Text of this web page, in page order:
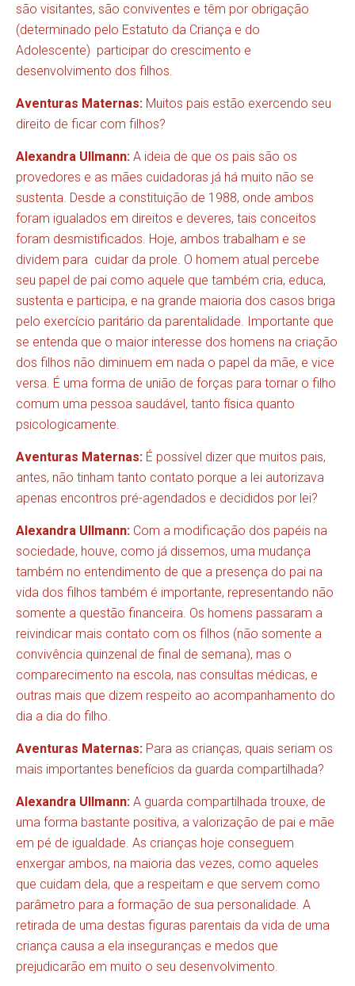
são visitantes, são conviventes e têm por obrigação
(determinado pelo Estatuto da Criança e do
Adolescente) participar do crescimento e
desenvolvimento dos filhos.
Aventuras Maternas: Muitos pais estão exercendo seu
direito de ficar com filhos?
Alexandra Ullmann: A ideia de que os pais são os
provedores e as mães cuidadoras já há muito não se
sustenta. Desde a constituição de 1988, onde ambos
foram igualados em direitos e deveres, tais conceitos
foram desmistificados. Hoje, ambos trabalham e se
dividem para cuidar da prole. O homem atual percebe
seu papel de pai como aquele que também cria, educa,
sustenta e participa, e na grande maioria dos casos briga
pelo exercício paritário da parentalidade. Importante que
se entenda que o maior interesse dos homens na criação
dos filhos não diminuem em nada o papel da mãe, e vice
versa. É uma forma de união de forças para tornar o filho
comum uma pessoa saudável, tanto física quanto
psicologicamente.
Aventuras Maternas: É possível dizer que muitos pais,
antes, não tinham tanto contato porque a lei autorizava
apenas encontros pré-agendados e decididos por lei?
Alexandra Ullmann: Com a modificação dos papéis na
sociedade, houve, como já dissemos, uma mudança
também no entendimento de que a presença do pai na
vida dos filhos também é importante, representando não
somente a questão financeira. Os homens passaram a
reivindicar mais contato com os filhos (não somente a
convivência quinzenal de final de semana), mas o
comparecimento na escola, nas consultas médicas, e
outras mais que dizem respeito ao acompanhamento do
dia a dia do filho.
Aventuras Maternas: Para as crianças, quais seriam os
mais importantes benefícios da guarda compartilhada?
Alexandra Ullmann: A guarda compartilhada trouxe, de
uma forma bastante positiva, a valorização de pai e mãe
em pé de igualdade. As crianças hoje conseguem
enxergar ambos, na maioria das vezes, como aqueles
que cuidam dela, que a respeitam e que servem como
parâmetro para a formação de sua personalidade. A
retirada de uma destas figuras parentais da vida de uma
criança causa a ela inseguranças e medos que
prejudicarão em muito o seu desenvolvimento.